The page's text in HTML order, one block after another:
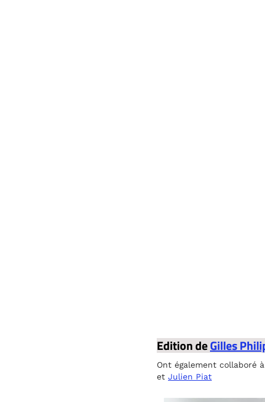
Edition deGilles
Ont également collaboré
et Julien Piat